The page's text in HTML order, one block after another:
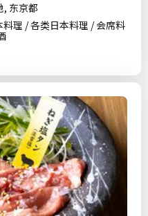
东京都
理 / 各类日本料理 / 会席料